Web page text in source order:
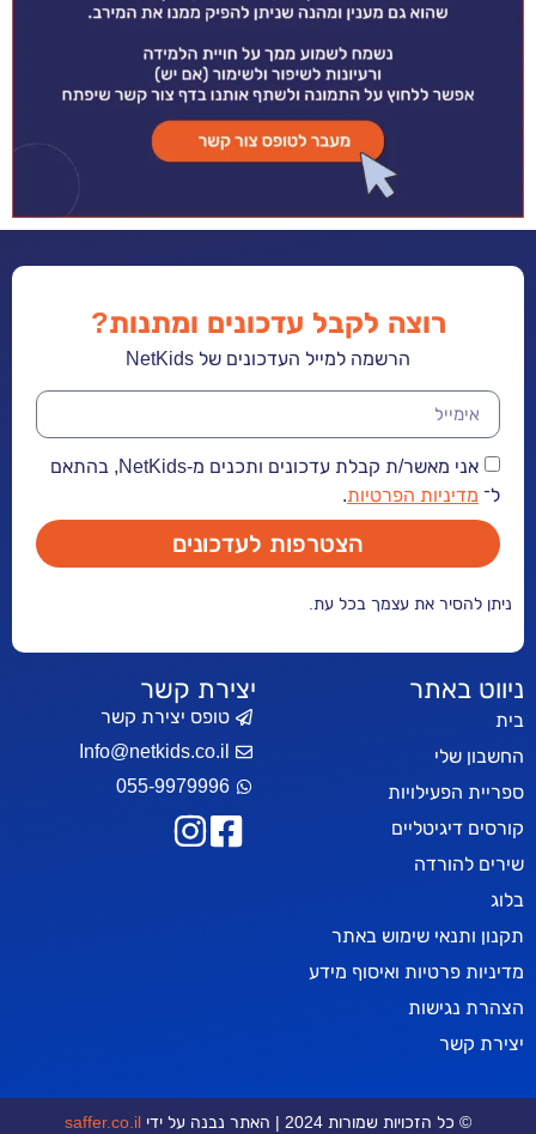
ניווט באתר
בית
החשבון שלי
ספריית הפעילויות
קורסים דיגיטליים
שירים להורדה
בלוג
תקנון ותנאי שימוש באתר
מדיניות פרטיות ואיסוף מידע
הצהרת נגישות
יצירת קשר
רוצה לקבל עדכונים ומתנות?
הרשמה למייל העדכונים של NetKids
אני מאשר/ת קבלת עדכונים ותכנים מ-NetKids, בהתאם
ל־ מדיניות הפרטיות.
הצטרפות לעדכונים
ניתן להסיר את עצמך בכל עת.
יצירת קשר
טופס יצירת קשר
Info@netkids.co.il
055-9979996
© כל הזכויות שמורות 2024 | האתר נבנה על ידי saffer.co.il